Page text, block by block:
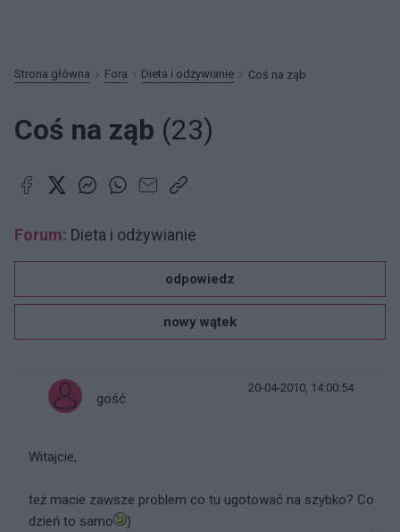
Strona główna Fora Dieta i odżywianie Coś na ząb
Coś na ząb (23)
Forum: Dieta i odżywianie
odpowiedz
nowy wątek
gość
20-04-2010, 14:00:54
Witajcie,
też macie zawsze problem co tu ugotować na szybko? Co
dzień to samo
)